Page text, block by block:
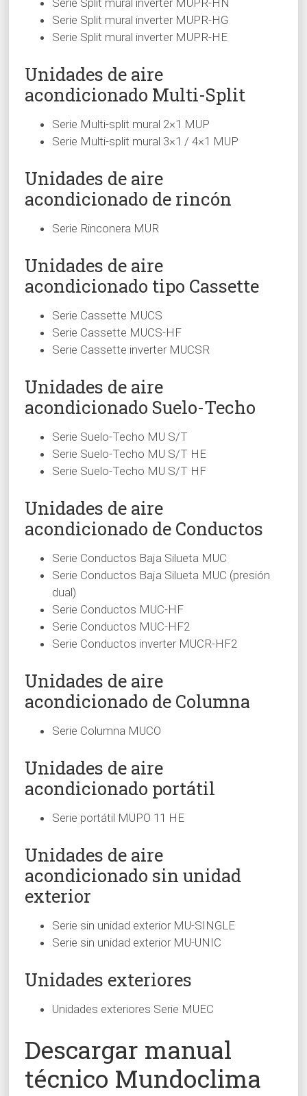
Serie Split mural inverter MUPR-HN
Serie Split mural inverter MUPR-HG
Serie Split mural inverter MUPR-HE
Unidades de aire
acondicionado Multi-Split
Serie Multi-split mural 2×1 MUP
Serie Multi-split mural 3×1 / 4×1 MUP
Unidades de aire
acondicionado de rincón
Serie Rinconera MUR
Unidades de aire
acondicionado tipo Cassette
Serie Cassette MUCS
Serie Cassette MUCS-HF
Serie Cassette inverter MUCSR
Unidades de aire
acondicionado Suelo-Techo
Serie Suelo-Techo MU S/T
Serie Suelo-Techo MU S/T HE
Serie Suelo-Techo MU S/T HF
Unidades de aire
acondicionado de Conductos
Serie Conductos Baja Silueta MUC
Serie Conductos Baja Silueta MUC (presión
dual)
Serie Conductos MUC-HF
Serie Conductos MUC-HF2
Serie Conductos inverter MUCR-HF2
Unidades de aire
acondicionado de Columna
Serie Columna MUCO
Unidades de aire
acondicionado portátil
Serie portátil MUPO 11 HE
Unidades de aire
acondicionado sin unidad
exterior
Serie sin unidad exterior MU-SINGLE
Serie sin unidad exterior MU-UNIC
Unidades exteriores
Unidades exteriores Serie MUEC
Descargar manual
técnico Mundoclima